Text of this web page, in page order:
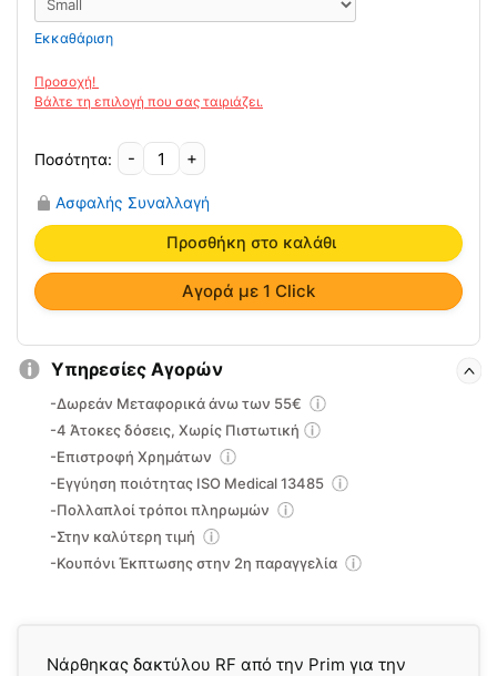
Νάρθηκας δακτύλου RF από την Prim για την
Εκκαθάριση
Αγορά με 1 Click
-
Νάρθηκας
Δακτύλου
RF
Prim
ποσότητα
+
Ασφαλής Συναλλαγή
Προσθήκη στο καλάθι
Υπηρεσίες Αγορών
-Δωρεάν Μεταφορικά άνω των 55€
-4 Άτοκες δόσεις, Χωρίς Πιστωτική
-Επιστροφή Χρημάτων
-Εγγύηση ποιότητας ISO Medical 13485
-Πολλαπλοί τρόποι πληρωμών
-Στην καλύτερη τιμή
-Κουπόνι Έκπτωσης στην 2η παραγγελία